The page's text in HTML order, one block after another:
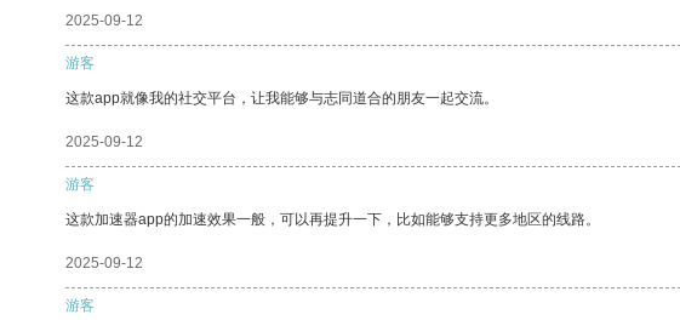
2025-09-12
游客
这款app就像我的社交平台，让我能够与志同道合的朋友一起交流。
2025-09-12
游客
这款加速器app的加速效果一般，可以再提升一下，比如能够支持更多地区的线路。
2025-09-12
游客